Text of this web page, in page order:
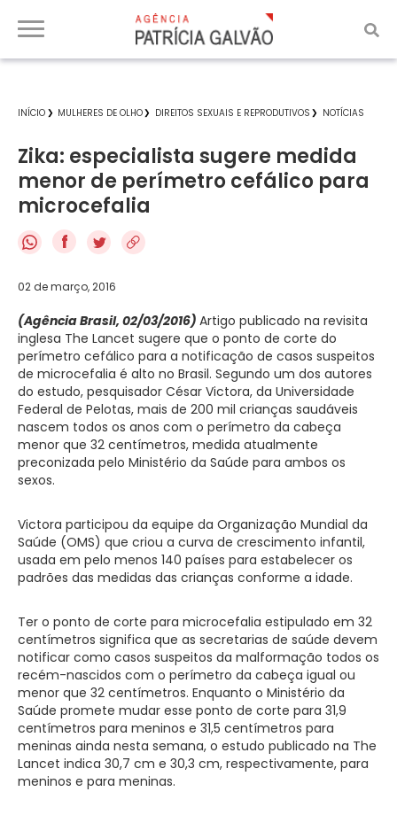
INÍCIO MULHERES DE OLHO DIREITOS SEXUAIS E REPRODUTIVOS NOTÍCIAS
Zika: especialista sugere medida
menor de perímetro cefálico para
microcefalia
f
02 de março, 2016
(Agência Brasil, 02/03/2016) Artigo publicado na revisita
inglesa The Lancet sugere que o ponto de corte do
perímetro cefálico para a notificação de casos suspeitos
de microcefalia é alto no Brasil. Segundo um dos autores
do estudo, pesquisador César Victora, da Universidade
Federal de Pelotas, mais de 200 mil crianças saudáveis
nascem todos os anos com o perímetro da cabeça
menor que 32 centímetros, medida atualmente
preconizada pelo Ministério da Saúde para ambos os
sexos.
Victora participou da equipe da Organização Mundial da
Saúde (OMS) que criou a curva de crescimento infantil,
usada em pelo menos 140 países para estabelecer os
padrões das medidas das crianças conforme a idade.
Ter o ponto de corte para microcefalia estipulado em 32
centímetros significa que as secretarias de saúde devem
notificar como casos suspeitos da malformação todos os
recém-nascidos com o perímetro da cabeça igual ou
menor que 32 centímetros. Enquanto o Ministério da
Saúde promete mudar esse ponto de corte para 31,9
centímetros para meninos e 31,5 centímetros para
meninas ainda nesta semana, o estudo publicado na The
Lancet indica 30,7 cm e 30,3 cm, respectivamente, para
meninos e para meninas.